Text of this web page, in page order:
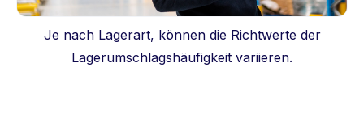
Je nach Lagerart, können die Richtwerte der
Lagerumschlagshäufigkeit variieren.